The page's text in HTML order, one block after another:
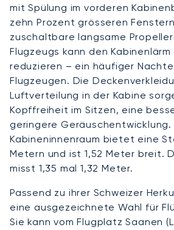
mit Spülung im vorderen
zehn Prozent grösseren
zuschaltbare langsame
Flugzeugs kann den
reduzieren – ein häufiger
Flugzeugen. Die
Luftverteilung in der Kabine
Kopffreiheit im Sitzen, eine
geringere Geräuschentwicklung.
Kabineninnenraum bietet eine
Metern und ist 1,52 Meter breit.
misst 1,35 mal 1,32 Meter.
Passend zu ihrer Schweizer
eine ausgezeichnete Wahl für
Sie kann vom Flugplatz Saanen